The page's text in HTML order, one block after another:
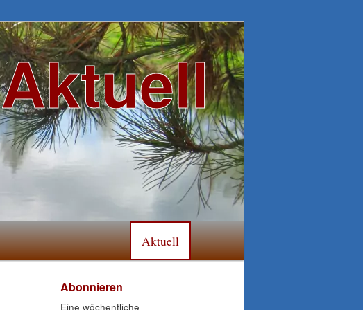
Aktuell
Aktuell
Abonnieren
Eine wöchentliche